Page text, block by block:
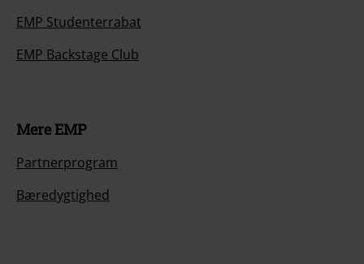
EMP Studenterrabat
EMP Backstage Club
Mere EMP
Partnerprogram
Bæredygtighed